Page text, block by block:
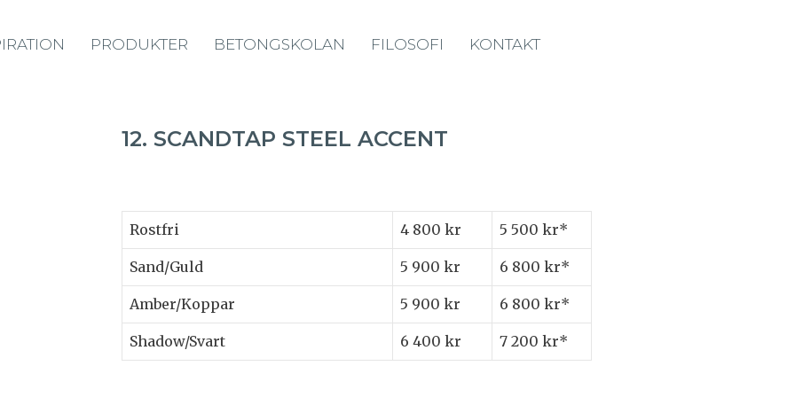
PRODUKTER BETONGSKOLAN FILOSOFI KONTAKT
12. SCANDTAP STEEL ACCENT
Rostfri 4 800 kr 5 500 kr*
Sand/Guld 5 900 kr 6 800 kr*
Amber/Koppar 5 900 kr 6 800 kr*
Shadow/Svart 6 400 kr 7 200 kr*